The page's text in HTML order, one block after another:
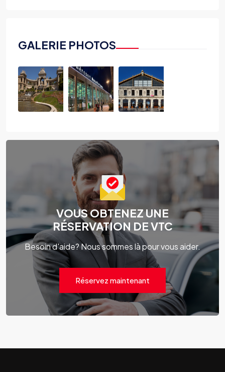
GALERIE PHOTOS
VOUS OBTENEZ UNE
RÉSERVATION DE VTC
Besoin d'aide? Nous sommes là pour vous aider.
Réservez maintenant